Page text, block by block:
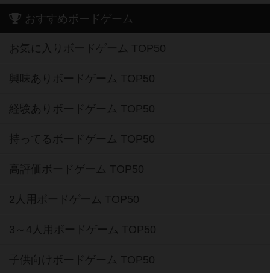
おすすめボードゲーム
お気に入りボードゲーム TOP50
興味ありボードゲーム TOP50
経験ありボードゲーム TOP50
持ってるボードゲーム TOP50
高評価ボードゲーム TOP50
2人用ボードゲーム TOP50
3～4人用ボードゲーム TOP50
子供向けボードゲーム TOP50